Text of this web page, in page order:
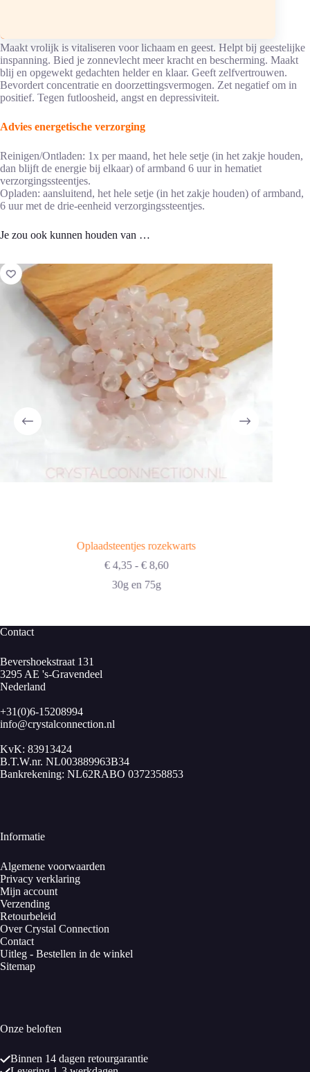
Citrien
Maakt vrolijk is vitaliseren voor lichaam en geest. Helpt bij geestelijke
inspanning. Bied je zonnevlecht meer kracht en bescherming. Maakt
blij en opgewekt gedachten helder en klaar. Geeft zelfvertrouwen.
Bevordert concentratie en doorzettingsvermogen. Zet negatief om in
positief. Tegen futloosheid, angst en depressiviteit.
Advies energetische verzorging
Reinigen/Ontladen: 1x per maand, het hele setje (in het zakje houden,
dan blijft de energie bij elkaar) of armband 6 uur in hematiet
verzorgingssteentjes.
Opladen: aansluitend, het hele setje (in het zakje houden) of armband,
6 uur met de drie-eenheid verzorgingssteentjes.
Je zou ook kunnen houden van …
Oplaadsteentjes rozekwarts
€4,35 - €8,60Prijsklasse:
30g en 75g
Contact
Bevershoekstraat 131
3295 AE 's-Gravendeel
Nederland
+31(0)6-15208994
info@crystalconnection.nl
KvK: 83913424
B.T.W.nr. NL003889963B34
Bankrekening: NL62RABO 0372358853
Informatie
Algemene voorwaarden
Privacy verklaring
Mijn account
Verzending
Retourbeleid
Over Crystal Connection
Contact
Uitleg - Bestellen in de winkel
Sitemap
Onze beloften
Binnen 14 dagen retourgarantie